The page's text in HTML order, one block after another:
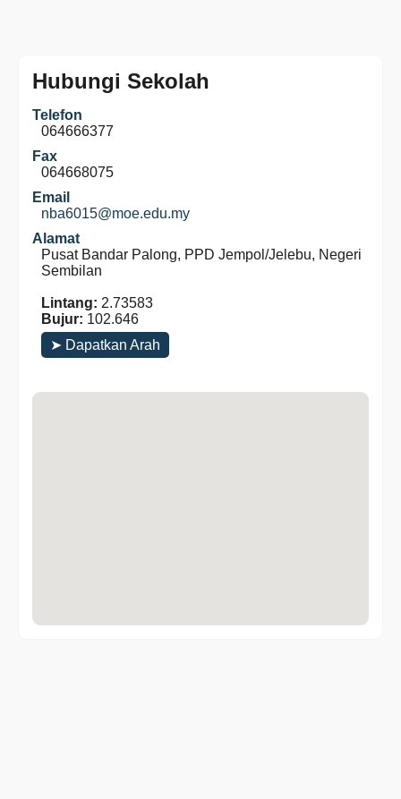
Hubungi Sekolah
Telefon
064666377
Fax
064668075
Email
nba6015@moe.edu.my
Alamat
Pusat Bandar Palong, PPD Jempol/Jelebu, Negeri
Sembilan
Lintang: 2.73583
Bujur: 102.646
➤ Dapatkan Arah